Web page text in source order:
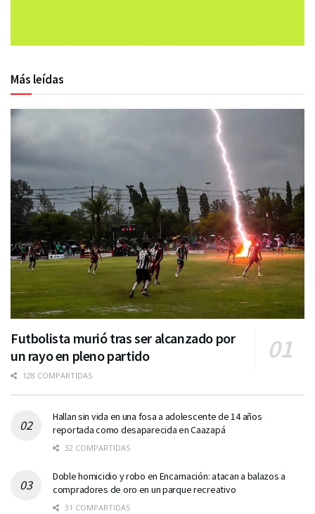
Más leídas
Futbolista murió tras ser alcanzado por
un rayo en pleno partido
128 COMPARTIDAS
Hallan sin vida en una fosa a adolescente de 14 años
reportada como desaparecida en Caazapá
32 COMPARTIDAS
Doble homicidio y robo en Encarnación: atacan a balazos a
compradores de oro en un parque recreativo
31 COMPARTIDAS